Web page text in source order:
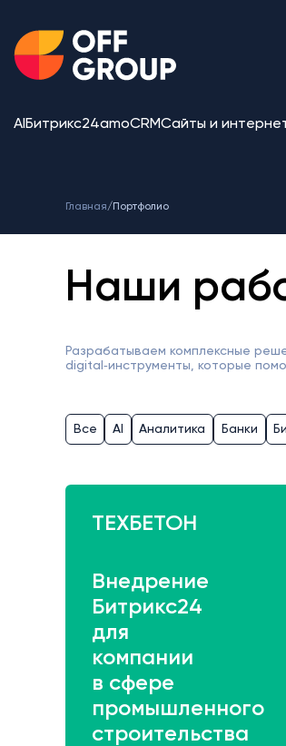
AI Битрикс24amoCRMСайты и
Главная/ Портфолио
Наши
Разрабатываем комплексные
digital‑инструменты, которые
Все AI Аналитика Банки
ТЕХБЕТОН
Внедрение
Битрикс24
для
компании
в сфере
промышленного
строительства